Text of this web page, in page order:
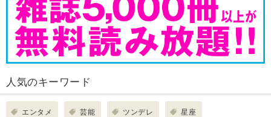
人気のキーワード
エンタメ 芸能 ツンデレ 星座